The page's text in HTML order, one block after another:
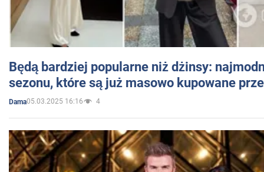
Będą bardziej popularne niż dżinsy:
sezonu, które są już masowo kupowane
Dama05.03.2025 16:16 4